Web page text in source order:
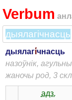
Verbum
дыялагі́чнасць
назоўнік,
жаночы род, 3
адз.